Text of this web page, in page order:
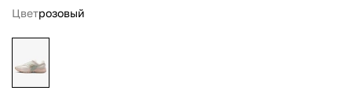
Цветрозовый